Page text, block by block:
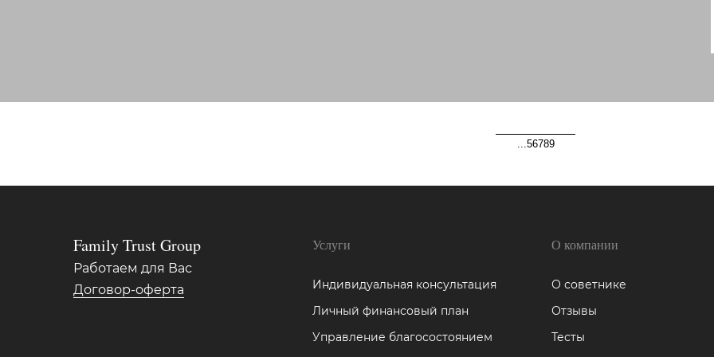
...56789
Family Trust Group
Работаем для Вас
Договор-оферта
Услуги
Индивидуальная консультация
Личный финансовый план
Управление благосостоянием
О компании
О советнике
Отзывы
Тесты